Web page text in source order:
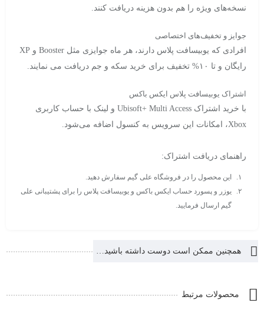
نسخه‌های ویژه را هم بدون هزینه دریافت کنند.
جوایز و تخفیف‌های اختصاصی
افرادی که یوبیسافت پلاس دارند، هر ماه جوایزی مثل Booster و XP
رایگان و تا ۱۰% تخفیف برای خرید سکه و جم دریافت می نمایند.
اشتراک یوبیسافت پلاس ایکس باکس
با خرید اشتراک Ubisoft+ Multi Access و لینک با حساب کاربری
Xbox، امکانات این سرویس به کنسول اضافه می‌شود.
راهنمای دریافت اشتراک:
این محصول را در فروشگاه علی گیم سفارش دهید.
یوزر و پسورد حساب ایکس باکس و یوبیسافت پلاس را برای پشتیبانی علی
گیم ارسال فرمایید.
همچنین ممکن است دوست داشته باشید…
محصولات مرتبط